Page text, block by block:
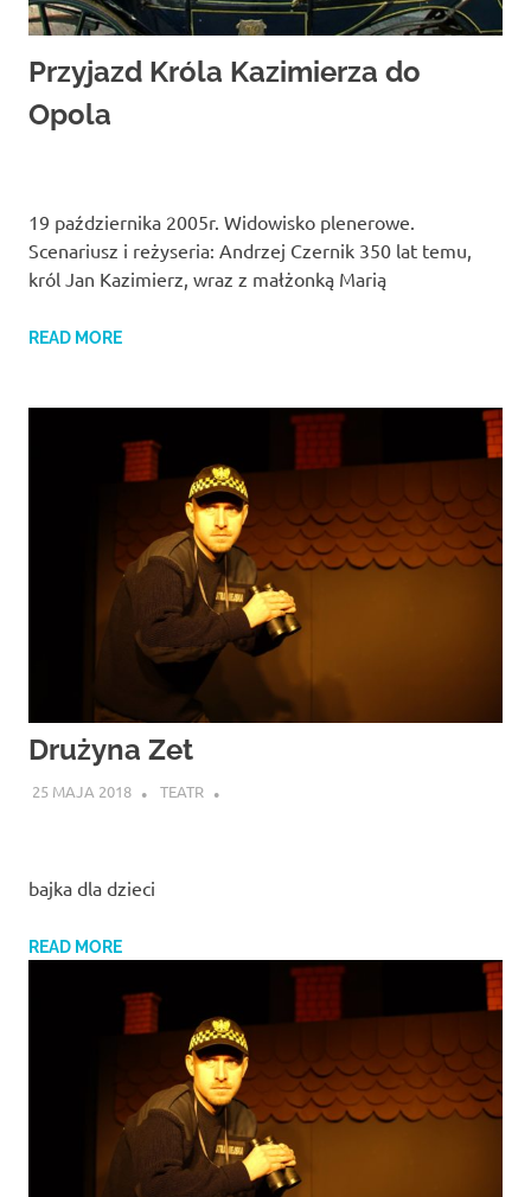
Przyjazd Króla Kazimierza do
Opola
19 października 2005r. Widowisko plenerowe.
Scenariusz i reżyseria: Andrzej Czernik 350 lat temu,
król Jan Kazimierz, wraz z małżonką Marią
READ MORE
Drużyna Zet
25 MAJA 2018 TEATR
bajka dla dzieci
READ MORE